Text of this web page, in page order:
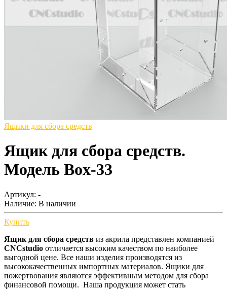
Ящики для сбора средств
Ящик для сбора средств.
Модель Box-33
Артикул: -
Наличие: В наличии
Купить
Ящик для сбора средств из акрила представлен компанией
CNCstudio отличается высоким качеством по наиболее
выгодной цене. Все наши изделия производятся из
высококачественных импортных материалов. Ящики для
пожертвования являются эффективным методом для сбора
финансовой помощи. Наша продукция может стать